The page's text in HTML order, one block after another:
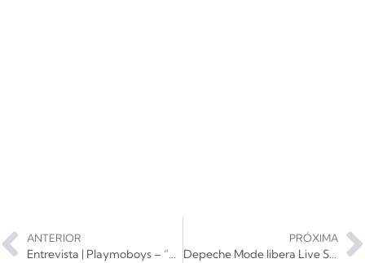
ANTERIOR
Entrevista | Playmoboys – “Foi o melhor lançamento da nossa carreira”
PRÓXIMA
Depeche Mode libera Live Spirits em versão inédita no YouTube